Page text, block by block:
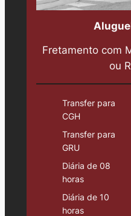
Fretamento com
ou
Transfer para
CGH
Transfer para
GRU
Diária de 08
horas
Diária de 10
horas